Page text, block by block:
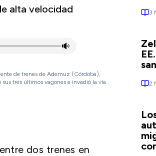
alta velocidad
de trenes de Ademuz (Córdoba),
tres últimos vagones e invadió la vía
dos trenes en
3
2